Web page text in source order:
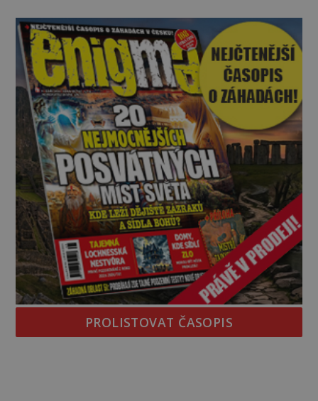
pouhých několik minut od tohoto parkoviště,“
zeptá se suverénně jeden z nich. P
PROLISTOVAT ČASOPIS